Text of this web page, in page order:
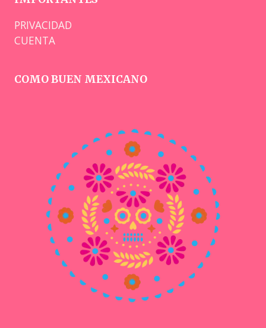
PRIVACIDAD
CUENTA
COMO BUEN MEXICANO